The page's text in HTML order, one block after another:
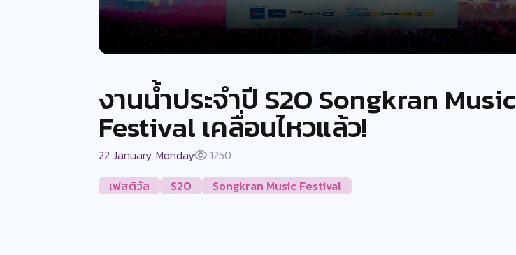
งานน้ำประจำปี S2O Songkran Music
Festival เคลื่อนไหวแล้ว!
22 January, Monday
1250
เฟสติวัล
S2O Songkran Music Festival